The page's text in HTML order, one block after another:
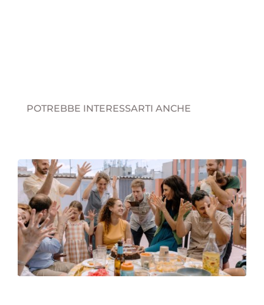
POTREBBE INTERESSARTI ANCHE